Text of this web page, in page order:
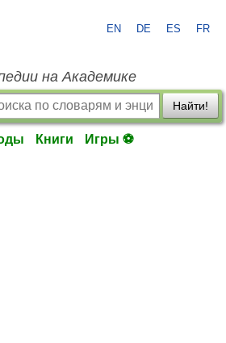
EN DE ES FR
на Академике
Найти!
Книги Игры ⚽